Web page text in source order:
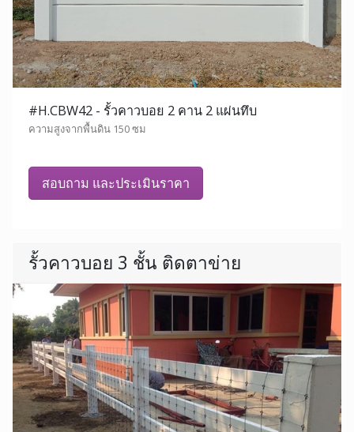
#H.CBW42 - รั้วคาวบอย 2 คาน 2 แผ่นทึบ
ความสูงจากพื้นดิน 150 ซม
สอบถาม และประเมินราคา
รั้วคาวบอย 3 ชั้น ติดตาข่าย